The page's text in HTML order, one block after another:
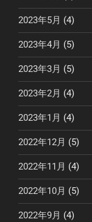
2023年5月 (4)
2023年4月 (5)
2023年3月 (5)
2023年2月 (4)
2023年1月 (4)
2022年12月 (5)
2022年11月 (4)
2022年10月 (5)
2022年9月 (4)